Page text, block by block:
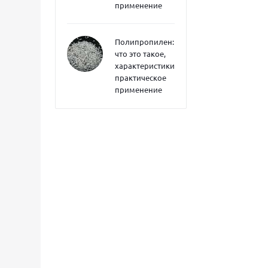
применение
Полипропилен:
что это такое,
характеристики,
практическое
применение